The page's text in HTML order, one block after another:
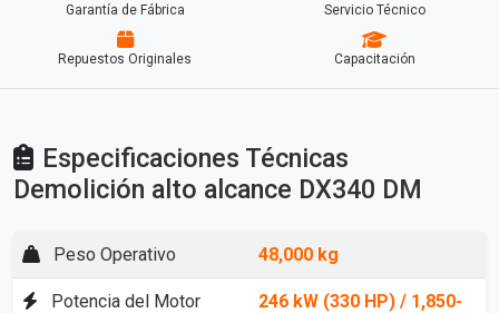
Garantía de Fábrica Servicio Técnico
Repuestos Originales Capacitación
Especificaciones Técnicas
Demolición alto alcance DX340 DM
Peso Operativo 48,000 kg
Potencia del Motor
246 kW (330 HP) / 1,850-